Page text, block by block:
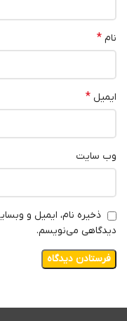
نام *
ایمیل *
وب‌ سایت
ذخیره نام، ایمیل و
دیدگاهی می‌نویسم.